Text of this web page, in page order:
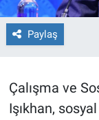
Paylaş
Çalışma ve
Işıkhan,
HABERDE
EĞİTİM
Güvenlik